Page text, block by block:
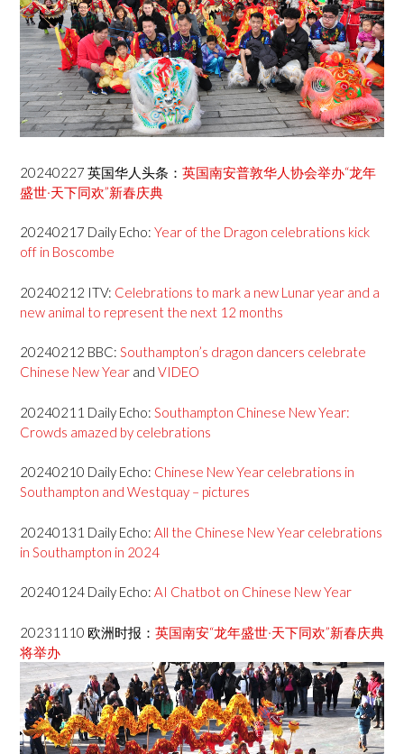
20240227 英国华人头条： 英国南安普敦华人协会举办“龙年
盛世·天下同欢”新春庆典
20240217 Daily Echo: Year of the Dragon celebrations kick
off in Boscombe
20240212 ITV: Celebrations to mark a new Lunar year and a
new animal to represent the next 12 months
20240212 BBC: Southampton’s dragon dancers celebrate
Chinese New Year and VIDEO
20240211 Daily Echo: Southampton Chinese New Year:
Crowds amazed by celebrations
20240210 Daily Echo: Chinese New Year celebrations in
Southampton and Westquay – pictures
20240131 Daily Echo: All the Chinese New Year celebrations
in Southampton in 2024
20240124 Daily Echo: AI Chatbot on Chinese New Year
20231110 欧洲时报： 英国南安“龙年盛世·天下同欢”新春庆典
将举办